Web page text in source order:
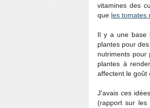
vitamines des
que les tomates
Il y a une base
plantes pour
nutriments
plantes à
affectent le goût
J'avais ces
(rapport sur les